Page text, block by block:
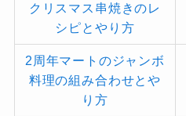
クリスマス串焼きのレ
シピとやり方
2周年マートのジャンボ
料理の組み合わせとや
り方